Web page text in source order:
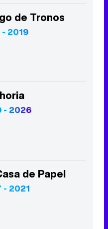
de Tronos
- 2019
- 2026
de Papel
- 2021